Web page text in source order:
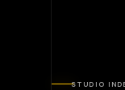
STUDIO